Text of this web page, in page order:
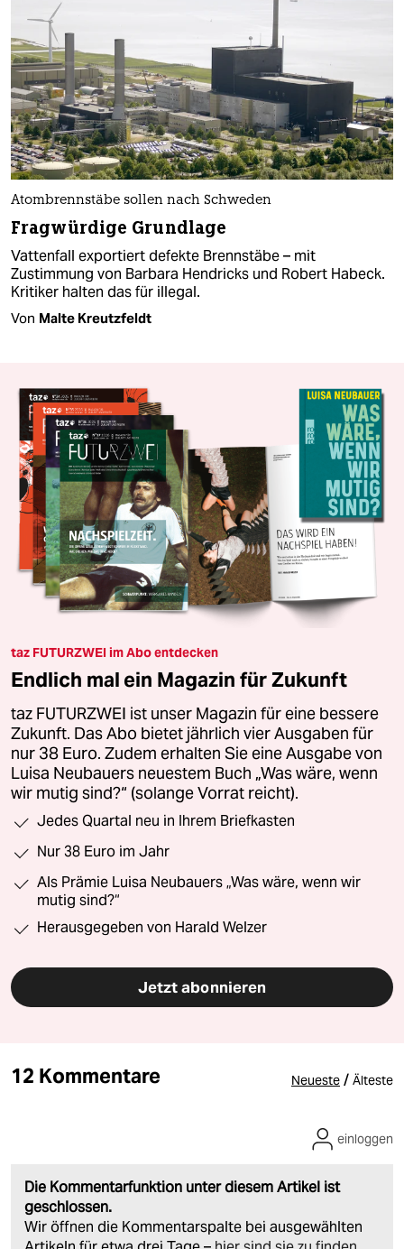
Atombrennstäbe sollen nach Schweden
Fragwürdige Grundlage
Vattenfall exportiert defekte Brennstäbe – mit
Zustimmung von Barbara Hendricks und Robert Habeck.
Kritiker halten das für illegal.
Von Malte Kreutzfeldt
taz FUTURZWEI im Abo entdecken
Endlich mal ein Magazin für Zukunft
taz FUTURZWEI ist unser Magazin für eine bessere
Zukunft. Das Abo bietet jährlich vier Ausgaben für
nur 38 Euro. Zudem erhalten Sie eine Ausgabe von
Luisa Neubauers neuestem Buch „Was wäre, wenn
wir mutig sind?“ (solange Vorrat reicht).
Jedes Quartal neu in Ihrem Briefkasten
Nur 38 Euro im Jahr
Als Prämie Luisa Neubauers „Was wäre, wenn wir
mutig sind?“
Herausgegeben von Harald Welzer
Jetzt abonnieren
12 Kommentare Neueste / Älteste
Die Kommentarfunktion unter diesem Artikel ist
geschlossen.
Wir öffnen die Kommentarspalte bei ausgewählten
einloggen